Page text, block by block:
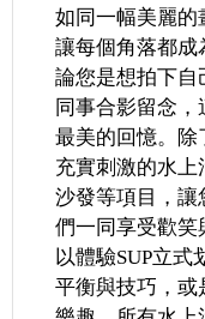
如同一幅美麗的
讓每個角落都成
論您是想拍下自
同事合影留念
最美的回憶。除
充實刺激的水
沙發等項目，讓
們一同享受歡笑
以體驗SUP立式
平衡與技巧，或